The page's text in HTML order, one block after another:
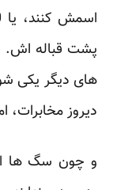
پشت قباله
های دیگر یکی
دیروز مخابرات،
و چون سگ ها